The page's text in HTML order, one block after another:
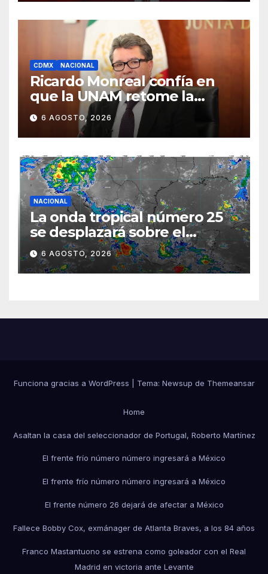
CDMX NACIONAL
Ricardo Monreal confía en
que la UNAM retome la
normalidad e inicie el
semestre mediante el
diálogo
6 AGOSTO, 2026
NACIONAL
La onda tropical número 25
se desplazará sobre el
sureste mexicano
6 AGOSTO, 2026
Funciona gracias a WordPress Tema: Newsup de Themeansar
Home
Asaltan la casa del seleccionador de Portugal, Roberto Martínez
El frente frío número número ingresará a México
El frente frío número número ingresará a México
El frente número 26 dejará de afectar a México
Fallece Bobby Cox, exmánager de Atlanta Braves, a los 84 años
Franco Mastantuono se estrena como goleador con el Real
Madrid en victoria ante Levante